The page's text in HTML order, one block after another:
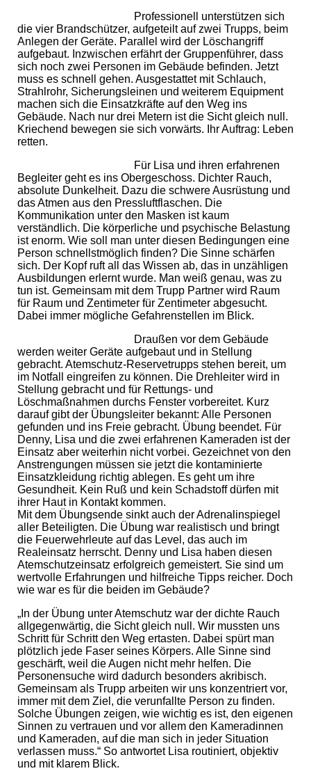
Professionell unterstützen sich
die vier Brandschützer, aufgeteilt auf zwei Trupps, beim
Anlegen der Geräte. Parallel wird der Löschangriff
aufgebaut. Inzwischen erfährt der Gruppenführer, dass
sich noch zwei Personen im Gebäude befinden. Jetzt
muss es schnell gehen. Ausgestattet mit Schlauch,
Strahlrohr, Sicherungsleinen und weiterem Equipment
machen sich die Einsatzkräfte auf den Weg ins
Gebäude. Nach nur drei Metern ist die Sicht gleich null.
Kriechend bewegen sie sich vorwärts. Ihr Auftrag: Leben
retten.
Für Lisa und ihren erfahrenen
Begleiter geht es ins Obergeschoss. Dichter Rauch,
absolute Dunkelheit. Dazu die schwere Ausrüstung und
das Atmen aus den Pressluftflaschen. Die
Kommunikation unter den Masken ist kaum
verständlich. Die körperliche und psychische Belastung
ist enorm. Wie soll man unter diesen Bedingungen eine
Person schnellstmöglich finden? Die Sinne schärfen
sich. Der Kopf ruft all das Wissen ab, das in unzähligen
Ausbildungen erlernt wurde. Man weiß genau, was zu
tun ist. Gemeinsam mit dem Trupp Partner wird Raum
für Raum und Zentimeter für Zentimeter abgesucht.
Dabei immer mögliche Gefahrenstellen im Blick.
Draußen vor dem Gebäude
werden weiter Geräte aufgebaut und in Stellung
gebracht. Atemschutz-Reservetrupps stehen bereit, um
im Notfall eingreifen zu können. Die Drehleiter wird in
Stellung gebracht und für Rettungs- und
Löschmaßnahmen durchs Fenster vorbereitet. Kurz
darauf gibt der Übungsleiter bekannt: Alle Personen
gefunden und ins Freie gebracht. Übung beendet. Für
Denny, Lisa und die zwei erfahrenen Kameraden ist der
Einsatz aber weiterhin nicht vorbei. Gezeichnet von den
Anstrengungen müssen sie jetzt die kontaminierte
Einsatzkleidung richtig ablegen. Es geht um ihre
Gesundheit. Kein Ruß und kein Schadstoff dürfen mit
ihrer Haut in Kontakt kommen.
Mit dem Übungsende sinkt auch der Adrenalinspiegel
aller Beteiligten. Die Übung war realistisch und bringt
die Feuerwehrleute auf das Level, das auch im
Realeinsatz herrscht. Denny und Lisa haben diesen
Atemschutzeinsatz erfolgreich gemeistert. Sie sind um
wertvolle Erfahrungen und hilfreiche Tipps reicher. Doch
wie war es für die beiden im Gebäude?
„In der Übung unter Atemschutz war der dichte Rauch
allgegenwärtig, die Sicht gleich null. Wir mussten uns
Schritt für Schritt den Weg ertasten. Dabei spürt man
plötzlich jede Faser seines Körpers. Alle Sinne sind
geschärft, weil die Augen nicht mehr helfen. Die
Personensuche wird dadurch besonders akribisch.
Gemeinsam als Trupp arbeiten wir uns konzentriert vor,
immer mit dem Ziel, die verunfallte Person zu finden.
Solche Übungen zeigen, wie wichtig es ist, den eigenen
Sinnen zu vertrauen und vor allem den Kameradinnen
und Kameraden, auf die man sich in jeder Situation
verlassen muss.“ So antwortet Lisa routiniert, objektiv
und mit klarem Blick.